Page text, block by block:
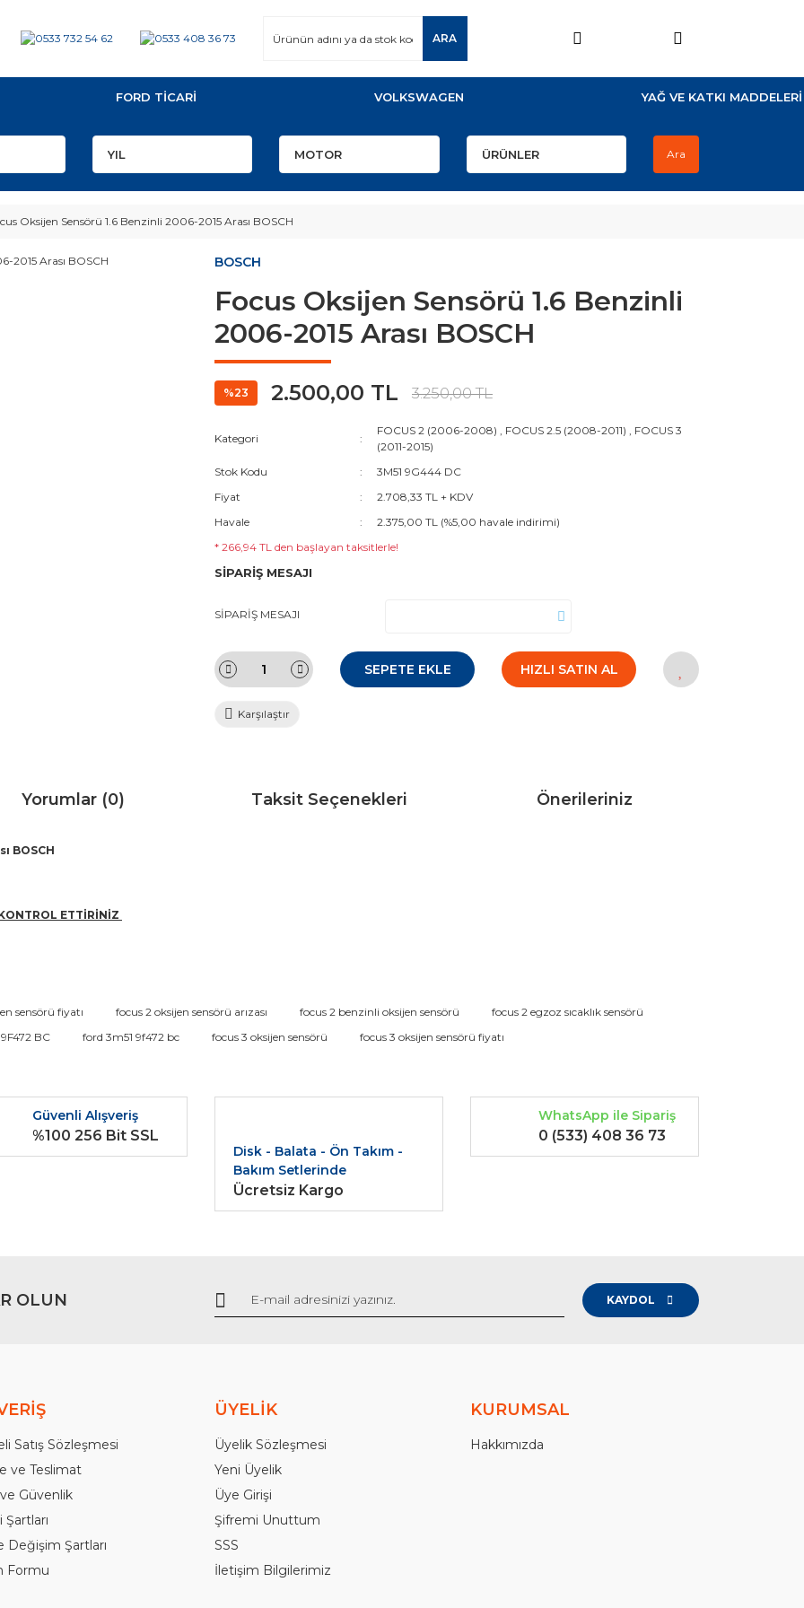
ARA
FORD TİCARİ VOLKSWAGEN YAĞ VE KATKI MADDELERİ
Ara
Oksijen Sensörü 1.6 Benzinli 2006-2015 Arası BOSCH
BOSCH
Focus Oksijen Sensörü 1.6 Benzinli
2006-2015 Arası BOSCH
%23 2.500,00 TL 3.250,00 TL
Kategori
FOCUS 2 (2006-2008) , FOCUS 2.5 (2008-2011) , FOCUS 3
(2011-2015)
Stok Kodu
3M51 9G444 DC
Fiyat
2.708,33 TL + KDV
Havale
2.375,00 TL (%5,00 havale indirimi)
* 266,94 TL den başlayan taksitlerle!
SİPARİŞ MESAJI
SİPARİŞ MESAJI
SEPETE EKLE HIZLI SATIN AL
Karşılaştır
Yorumlar (0) Taksit Seçenekleri Önerileriniz
BOSCH
ETTİRİNİZ
Bu ürüne ilk yorumu siz yapın!
ve diğer konularda yetersiz gördüğünüz noktaları öneri formunu kullanarak tarafımıza iletebilirsiniz.
Gönder
sensörü fiyatı focus 2 oksijen sensörü arızası focus 2 benzinli oksijen sensörü
focus 2 egzoz sıcaklık sensörü
9F472 BC ford 3m51 9f472 bc focus 3 oksijen sensörü focus 3 oksijen sensörü fiyatı
Güvenli Alışveriş
%100 256 Bit SSL
Disk - Balata - Ön Takım -
Bakım Setlerinde
Ücretsiz Kargo
WhatsApp ile Sipariş
0 (533) 408 36 73
OLUN KAYDOL
Satış Sözleşmesi
ve Teslimat
Güvenlik
Şartları
Değişim Şartları
Formu
ÜYELİK
Üyelik Sözleşmesi
Yeni Üyelik
Üye Girişi
Şifremi Unuttum
SSS
İletişim Bilgilerimiz
KURUMSAL
Hakkımızda